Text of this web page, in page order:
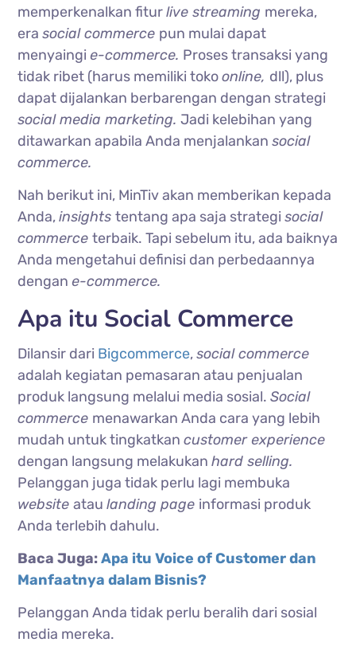
memperkenalkan fiturlive streaming mereka,
erasocial commerce pun mulai dapat
menyaingi e-commerce. Proses transaksi yang
tidak ribet (harus memiliki tokoonline, dll), plus
dapat dijalankan berbarengan dengan strategi
social media marketing.Jadi kelebihan yang
ditawarkan apabila Anda menjalankansocial
commerce.
Nah berikut ini, MinTiv akan memberikan kepada
Anda,insightstentang apa saja strategisocial
commerceterbaik. Tapi sebelum itu, ada baiknya
Anda mengetahui definisi dan perbedaannya
dengan e-commerce.
Apa itu Social Commerce
Dilansir dari Bigcommerce,social commerce
adalah kegiatan pemasaran atau penjualan
produk langsung melalui media sosial.Social
commerce menawarkan Anda cara yang lebih
mudah untuk tingkatkancustomer experience
dengan langsung melakukanhard selling.
Pelanggan juga tidak perlu lagi membuka
websiteataulanding page informasi produk
Anda terlebih dahulu.
Baca Juga:Apa itu Voice of Customer dan
Manfaatnya dalam Bisnis?
Pelanggan Anda tidak perlu beralih dari sosial
media mereka.